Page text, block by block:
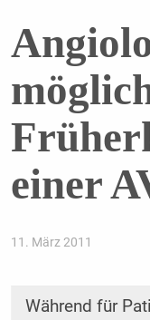
einer
11. März 2011
Während für